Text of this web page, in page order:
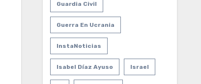
Guardia Civil
Guerra En Ucrania
InstaNoticias
Isabel Díaz Ayuso Israel